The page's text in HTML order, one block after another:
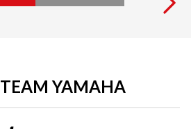
YAMAHA